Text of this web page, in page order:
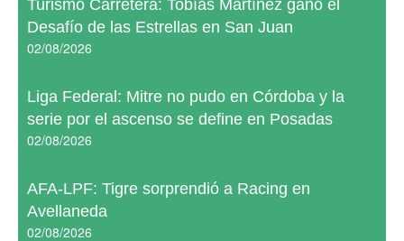
Turismo Carretera: Tobías Martínez ganó el
Desafío de las Estrellas en San Juan
02/08/2026
Liga Federal: Mitre no pudo en Córdoba y la
serie por el ascenso se define en Posadas
02/08/2026
AFA-LPF: Tigre sorprendió a Racing en
Avellaneda
02/08/2026